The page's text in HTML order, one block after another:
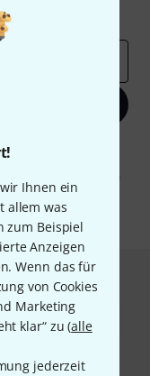
Ihnen ein
allem was
zum Beispiel
Anzeigen
Wenn das für
von Cookies
Marketing
klar“ zu (alle
jederzeit
Thomann Insights
Erhalt von E-Mail-
zu. Die
finden Sie in
.